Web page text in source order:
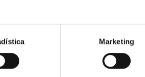
Marketing